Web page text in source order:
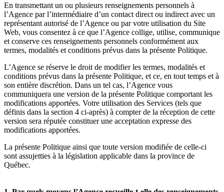
En transmettant un ou plusieurs renseignements personnels à
l’Agence par l’intermédiaire d’un contact direct ou indirect avec un
représentant autorisé de l’Agence ou par votre utilisation du Site
Web, vous consentez à ce que l’Agence collige, utilise, communique
et conserve ces renseignements personnels conformément aux
termes, modalités et conditions prévus dans la présente Politique.
L’Agence se réserve le droit de modifier les termes, modalités et
conditions prévus dans la présente Politique, et ce, en tout temps et à
son entière discrétion. Dans un tel cas, l’Agence vous
communiquera une version de la présente Politique comportant les
modifications apportées. Votre utilisation des Services (tels que
définis dans la section 4 ci-après) à compter de la réception de cette
version sera réputée constituer une acceptation expresse des
modifications apportées.
La présente Politique ainsi que toute version modifiée de celle-ci
sont assujetties à la législation applicable dans la province de
Québec.